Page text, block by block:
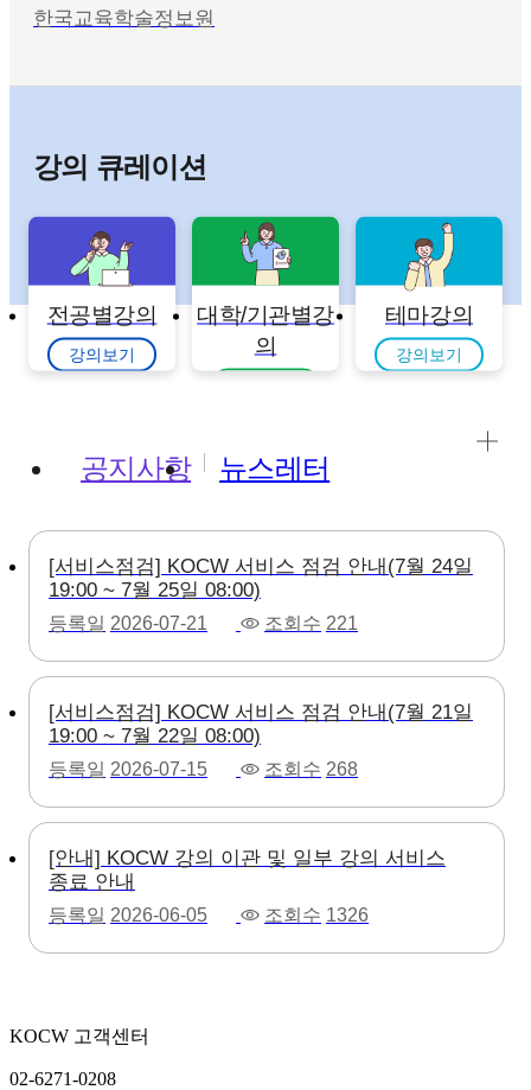
한국교육학술정보원
강의 큐레이션
전공별강의
강의보기
대학/기관별강
의
테마강의
강의보기
공지사항 뉴스레터
[서비스점검] KOCW 서비스 점검 안내(7월 24일
19:00 ~ 7월 25일 08:00)
등록일 2026-07-21 조회수 221
[서비스점검] KOCW 서비스 점검 안내(7월 21일
19:00 ~ 7월 22일 08:00)
등록일 2026-07-15 조회수 268
[안내] KOCW 강의 이관 및 일부 강의 서비스
종료 안내
등록일 2026-06-05 조회수 1326
KOCW 고객센터
02-6271-0208